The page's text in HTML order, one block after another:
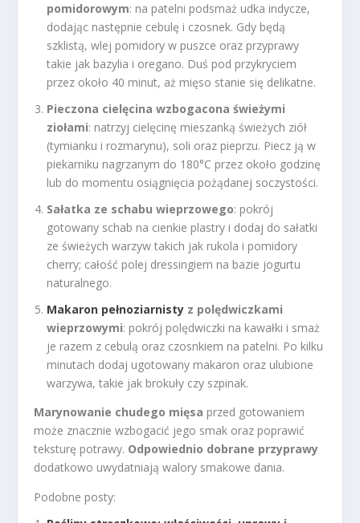
pomidorowym: na patelni podsmaż udka indycze,
dodając następnie cebulę i czosnek. Gdy będą
szklistą, wlej pomidory w puszce oraz przyprawy
takie jak bazylia i oregano. Duś pod przykryciem
przez około 40 minut, aż mięso stanie się delikatne.
Pieczona cielęcina wzbogacona świeżymi
ziołami: natrzyj cielęcinę mieszanką świeżych ziół
(tymianku i rozmarynu), soli oraz pieprzu. Piecz ją w
piekarniku nagrzanym do 180°C przez około godzinę
lub do momentu osiągnięcia pożądanej soczystości.
Sałatka ze schabu wieprzowego: pokrój
gotowany schab na cienkie plastry i dodaj do sałatki
ze świeżych warzyw takich jak rukola i pomidory
cherry; całość polej dressingiem na bazie jogurtu
naturalnego.
Makaron pełnoziarnisty z polędwiczkami
wieprzowymi: pokrój polędwiczki na kawałki i smaż
je razem z cebulą oraz czosnkiem na patelni. Po kilku
minutach dodaj ugotowany makaron oraz ulubione
warzywa, takie jak brokuły czy szpinak.
Marynowanie chudego mięsa przed gotowaniem
może znacznie wzbogacić jego smak oraz poprawić
teksturę potrawy. Odpowiednio dobrane przyprawy
dodatkowo uwydatniają walory smakowe dania.
Podobne posty: